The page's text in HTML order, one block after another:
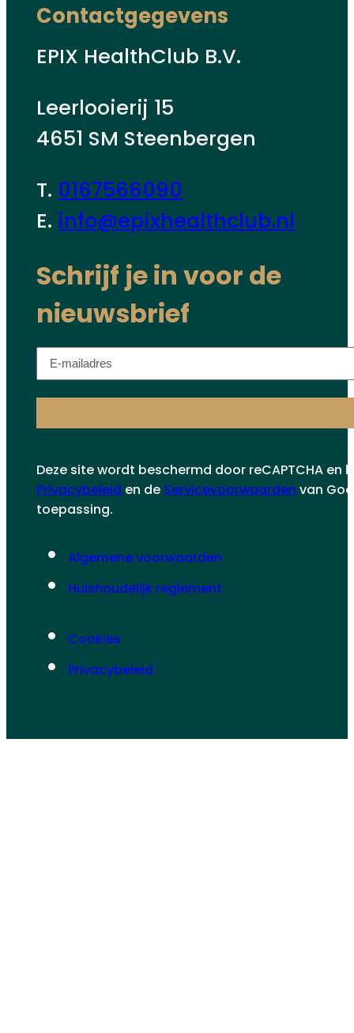
Contactgegevens
EPIX HealthClub B.V.
Leerlooierij 15
4651 SM Steenbergen
T. 0167566090
E. info@epixhealthclub.nl
Schrijf je in voor de
nieuwsbrief
(Vereist)
Deze site wordt beschermd door reCAPTCHA en
Privacybeleid en de Servicevoorwaarden van
toepassing.
Algemene voorwaarden
Huishoudelijk reglement
Cookies
Privacybeleid